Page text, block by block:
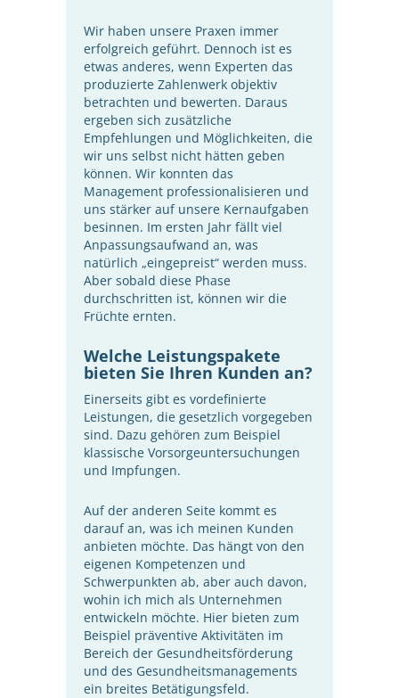
Wir haben unsere Praxen immer
erfolgreich geführt. Dennoch ist es
etwas anderes, wenn Experten das
produzierte Zahlenwerk objektiv
betrachten und bewerten. Daraus
ergeben sich zusätzliche
Empfehlungen und Möglichkeiten, die
wir uns selbst nicht hätten geben
können. Wir konnten das
Management professionalisieren und
uns stärker auf unsere Kernaufgaben
besinnen. Im ersten Jahr fällt viel
Anpassungsaufwand an, was
natürlich „eingepreist“ werden muss.
Aber sobald diese Phase
durchschritten ist, können wir die
Früchte ernten.
Welche Leistungspakete
bieten Sie Ihren Kunden an?
Einerseits gibt es vordefinierte
Leistungen, die gesetzlich vorgegeben
sind. Dazu gehören zum Beispiel
klassische Vorsorgeuntersuchungen
und Impfungen.
Auf der anderen Seite kommt es
darauf an, was ich meinen Kunden
anbieten möchte. Das hängt von den
eigenen Kompetenzen und
Schwerpunkten ab, aber auch davon,
wohin ich mich als Unternehmen
entwickeln möchte. Hier bieten zum
Beispiel präventive Aktivitäten im
Bereich der Gesundheitsförderung
und des Gesundheitsmanagements
ein breites Betätigungsfeld.